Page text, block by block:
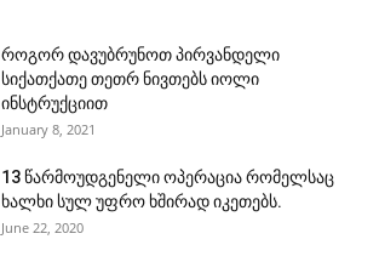
როგორ დავუბრუნოთ პირვანდელი
სიქათქათე თეთრ ნივთებს იოლი
ინსტრუქციით
January 8, 2021
13 წარმოუდგენელი ოპერაცია რომელსაც
ხალხი სულ უფრო ხშირად იკეთებს.
June 22, 2020